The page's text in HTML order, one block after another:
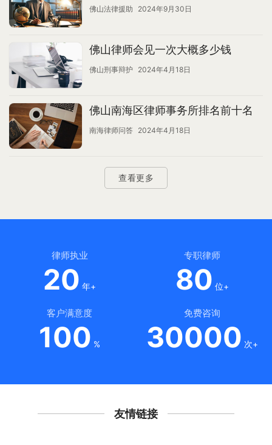
佛山法律援助 2024年9月30日
佛山律师会见一次大概多少钱
佛山刑事辩护 2024年4月18日
佛山南海区律师事务所排名前十名
南海律师问答 2024年4月18日
查看更多
律师执业
20 年+
专职律师
80 位+
客户满意度
100 %
免费咨询
30000 次+
友情链接